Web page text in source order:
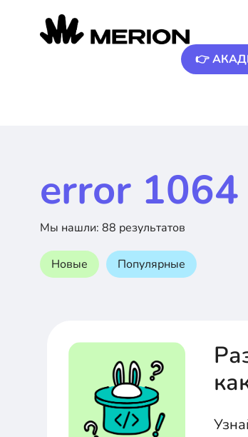
👉
error 1064
Мы нашли: 88 результатов
Новые Популярные